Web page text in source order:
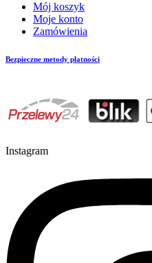
Mój koszyk
Moje konto
Zamówienia
Bezpieczne metody płatności
Instagram